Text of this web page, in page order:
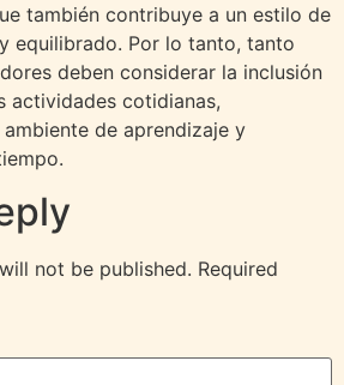
también contribuye a un estilo de
equilibrado. Por lo tanto, tanto
deben considerar la inclusión
actividades cotidianas,
de aprendizaje y
not be published. Required